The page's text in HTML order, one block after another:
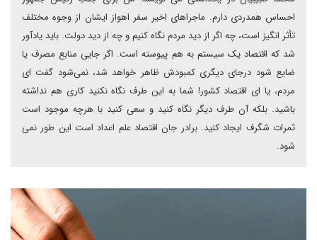
احساس همدردی دارم. ماجراهای اخیر سفر اهواز ایشان از وجوه مختلف
تأثر انگیز است، چه اگر از دید مردم نگاه کنیم و چه از دید دولت. باید یادآور
شد که اقتصاد یک سیستم به هم پیوسته است. اگر جایی منابع مصرف یا
ضایع شود درجای دیگری کمبودش ظاهر خواهد شد، نمی‌شود گفت ای
مردم، یا ای اقتصاد کشور! شما به این طرف نگاه نکنید کاری هم نداشته
باشید. بلکه آن طرف دیگر نگاه کنید و سعی کنید با هرچه موجود است
ثمرات شگرف ایجاد کنید. برادر جان اقتصاد علم اعداد است این طور نمی
شود.